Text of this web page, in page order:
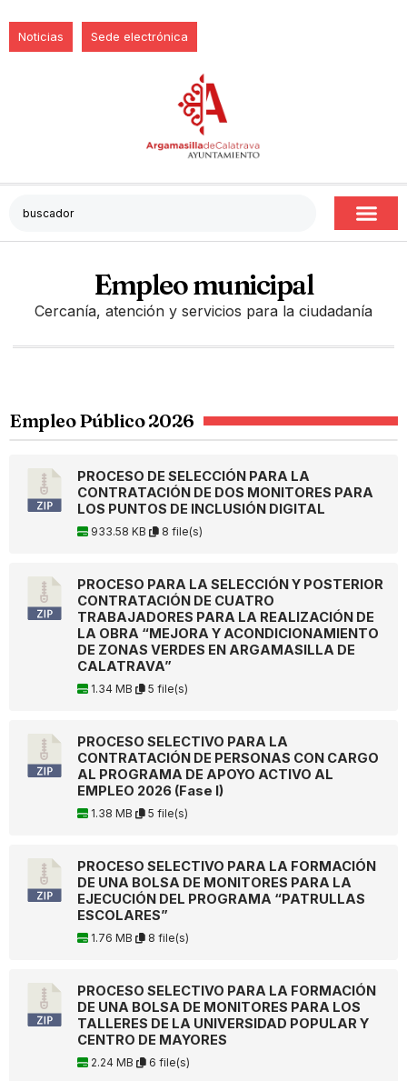
Noticias Sede electrónica
Empleo municipal
Cercanía, atención y servicios para la ciudadanía
Empleo Público 2026
PROCESO DE SELECCIÓN PARA LA
CONTRATACIÓN DE DOS MONITORES PARA
LOS PUNTOS DE INCLUSIÓN DIGITAL
933.58 KB 8 file(s)
PROCESO PARA LA SELECCIÓN Y POSTERIOR
CONTRATACIÓN DE CUATRO
TRABAJADORES PARA LA REALIZACIÓN DE
LA OBRA “MEJORA Y ACONDICIONAMIENTO
DE ZONAS VERDES EN ARGAMASILLA DE
CALATRAVA”
1.34 MB 5 file(s)
PROCESO SELECTIVO PARA LA
CONTRATACIÓN DE PERSONAS CON CARGO
AL PROGRAMA DE APOYO ACTIVO AL
EMPLEO 2026 (Fase I)
1.38 MB 5 file(s)
PROCESO SELECTIVO PARA LA FORMACIÓN
DE UNA BOLSA DE MONITORES PARA LA
EJECUCIÓN DEL PROGRAMA “PATRULLAS
ESCOLARES”
1.76 MB 8 file(s)
PROCESO SELECTIVO PARA LA FORMACIÓN
DE UNA BOLSA DE MONITORES PARA LOS
TALLERES DE LA UNIVERSIDAD POPULAR Y
CENTRO DE MAYORES
2.24 MB 6 file(s)